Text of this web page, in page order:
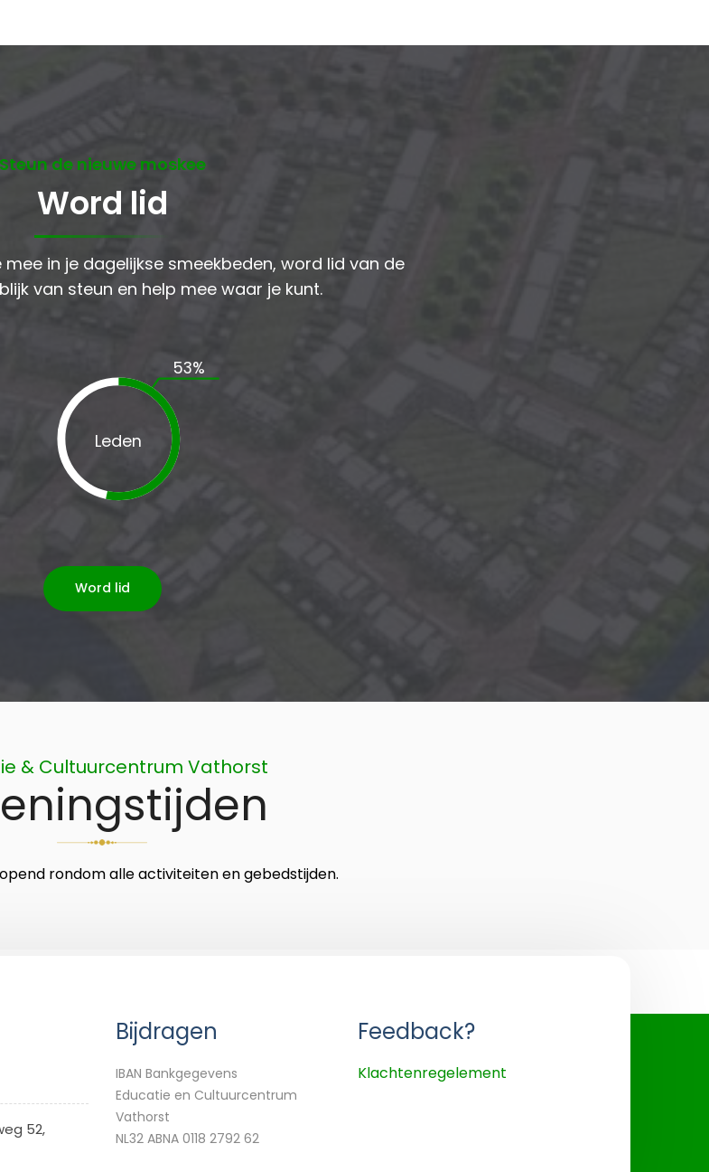
Steun de nieuwe moskee
Word lid
in je dagelijkse smeekbeden, word lid van de
van steun en help mee waar je kunt.
Leden
53%
Word lid
& Cultuurcentrum Vathorst
rondom alle activiteiten en gebedstijden.
52,
Bijdragen
IBAN Bankgegevens
Educatie en Cultuurcentrum
Vathorst
NL32 ABNA 0118 2792 62
Feedback?
Klachtenregelement